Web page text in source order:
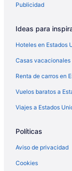
Blue Mind
Cudjoe Key
Parmer's
Island Therapy
Casa Kiwi
Deep/Wide/
Publicidad
Ideas para
Hoteles en Estados
Casas vacacionales
Renta de carros en
Vuelos baratos a
Viajes a Estados
Políticas
Aviso de privacidad
Cookies